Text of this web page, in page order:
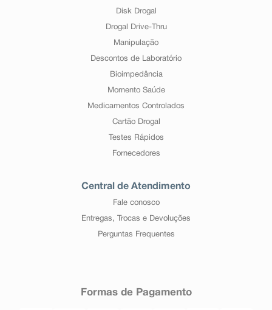
Disk Drogal
Drogal Drive-Thru
Manipulação
Descontos de Laboratório
Bioimpedância
Momento Saúde
Medicamentos Controlados
Cartão Drogal
Testes Rápidos
Fornecedores
Central de Atendimento
Fale conosco
Entregas, Trocas e Devoluções
Perguntas Frequentes
Formas de Pagamento